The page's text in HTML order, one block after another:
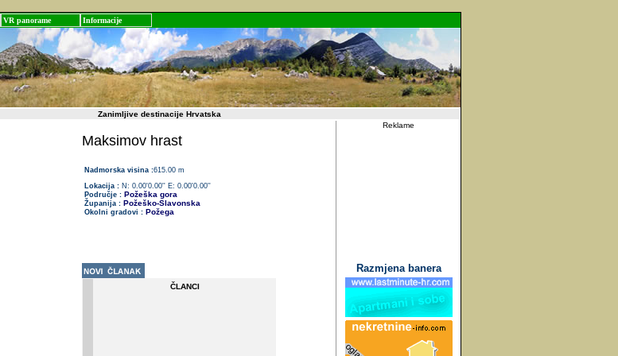
VR panorame Informacije
Zanimljive destinacije Hrvatska
Maksimov hrast
Nadmorska visina :615.00 m
Lokacija : N: 0.00'0.00'' E: 0.00'0.00''
Područje : Požeška gora
Županija : Požeško-Slavonska
Okolni gradovi : Požega
ČLANCI
Reklame
Razmjena banera